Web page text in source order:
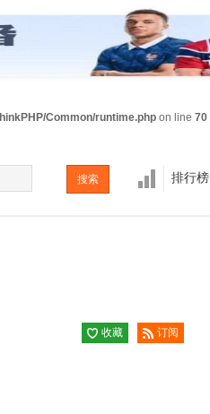
Common/runtime.php on line 70
排行榜
收藏
订阅